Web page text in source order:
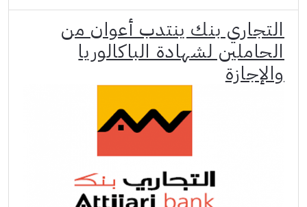
التجاري بنك ينتدب أعوان من
الحاملين لشهادة الباكالوريا
والإجازة